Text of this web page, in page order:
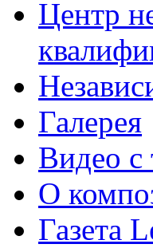
Центр
Галерея
Видео с
О
Газета